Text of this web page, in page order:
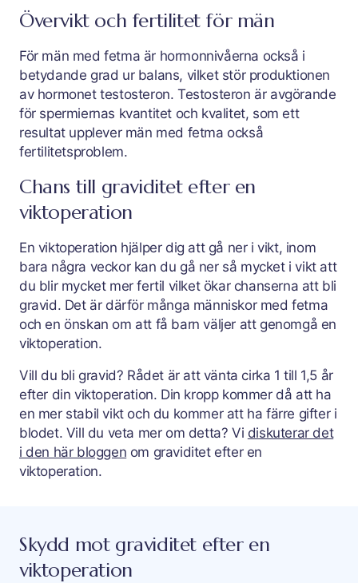
Övervikt och fertilitet för män
För män med fetma är hormonnivåerna också i
betydande grad ur balans, vilket stör produktionen
av hormonet testosteron. Testosteron är avgörande
för spermiernas kvantitet och kvalitet, som ett
resultat upplever män med fetma också
fertilitetsproblem.
Chans till graviditet efter en
viktoperation
En viktoperation hjälper dig att gå ner i vikt, inom
bara några veckor kan du gå ner så mycket i vikt att
du blir mycket mer fertil vilket ökar chanserna att bli
gravid. Det är därför många människor med fetma
och en önskan om att få barn väljer att genomgå en
viktoperation.
Vill du bli gravid? Rådet är att vänta cirka 1 till 1,5 år
efter din viktoperation. Din kropp kommer då att ha
en mer stabil vikt och du kommer att ha färre gifter i
blodet. Vill du veta mer om detta? Vi diskuterar det
i den här bloggen om graviditet efter en
viktoperation.
Skydd mot graviditet efter en
viktoperation